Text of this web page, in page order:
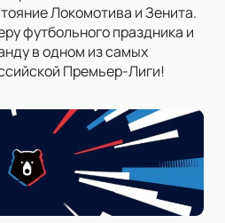
Локомотива и Зенита.
футбольного праздника и
в одном из самых
Премьер-Лиги!